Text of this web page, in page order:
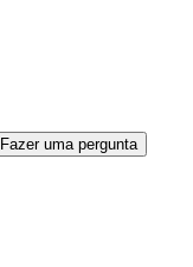
Fazer uma pergunta